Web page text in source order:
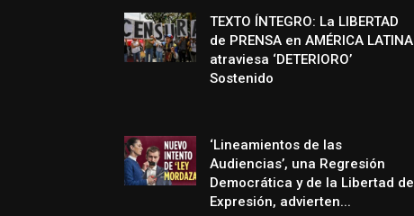
TEXTO ÍNTEGRO: La LIBERTAD
de PRENSA en AMÉRICA LATINA
atraviesa ‘DETERIORO’
Sostenido
‘Lineamientos de las
Audiencias’, una Regresión
Democrática y de la Libertad de
Expresión, advierten...